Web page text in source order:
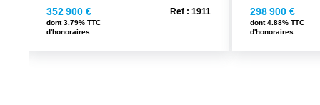
352 900 €
dont 3.79% TTC
d'honoraires
Ref : 1911 298 900 €
dont 4.88% TTC
d'honoraires